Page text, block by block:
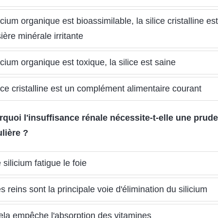
organique est bioassimilable, la silice cristalline
minérale irritante
organique est toxique, la silice est saine
cristalline est un complément alimentaire courant
l'insuffisance rénale nécessite-t-elle une
?
silicium fatigue le foie
reins sont la principale voie d'élimination du silicium
empêche l'absorption des vitamines